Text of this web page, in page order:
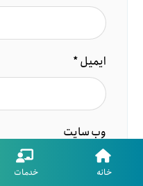
ایمیل*
وب‌ سایت
خانه خدمات